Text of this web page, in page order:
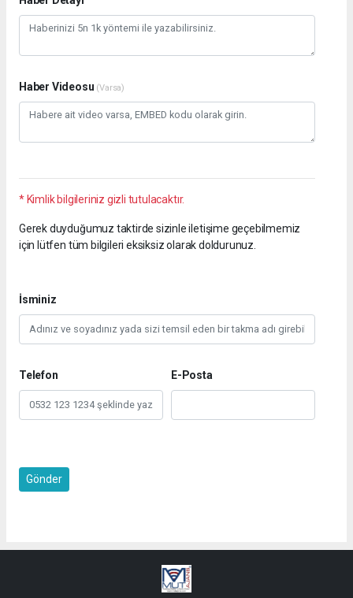
Haber Videosu (Varsa)
* Kimlik bilgileriniz gizli tutulacaktır.
Gerek duyduğumuz taktirde sizinle iletişime geçebilmemiz
için lütfen tüm bilgileri eksiksiz olarak doldurunuz.
İsminiz
Telefon E-Posta
Gönder